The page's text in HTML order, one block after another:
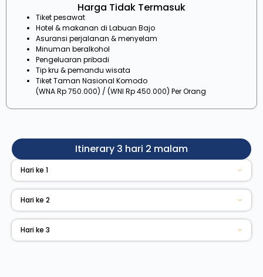
Harga Tidak Termasuk
Tiket pesawat
Hotel & makanan di Labuan Bajo
Asuransi perjalanan & menyelam
Minuman beralkohol
Pengeluaran pribadi
Tip kru & pemandu wisata
Tiket Taman Nasional Komodo
(WNA Rp 750.000) / (WNI Rp 450.000) Per Orang
Itinerary 3 hari 2 malam
Hari ke 1
Hari ke 2
Hari ke 3